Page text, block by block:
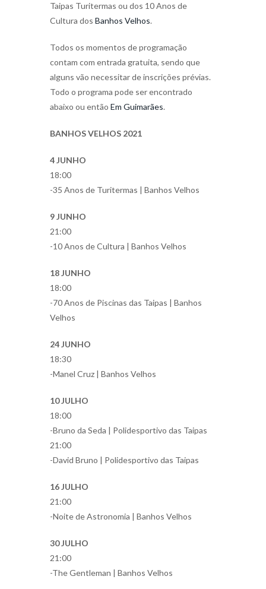
Taipas Turitermas ou dos 10 Anos de
Cultura dos Banhos Velhos.
Todos os momentos de programação
contam com entrada gratuita, sendo que
alguns vão necessitar de inscrições prévias.
Todo o programa pode ser encontrado
abaixo ou então Em Guimarães.
BANHOS VELHOS 2021
4 JUNHO
18:00
-35 Anos de Turitermas | Banhos Velhos
9 JUNHO
21:00
-10 Anos de Cultura | Banhos Velhos
18 JUNHO
18:00
-70 Anos de Piscinas das Taipas | Banhos
Velhos
24 JUNHO
18:30
-Manel Cruz | Banhos Velhos
10 JULHO
18:00
-Bruno da Seda | Polidesportivo das Taipas
21:00
-David Bruno | Polidesportivo das Taipas
16 JULHO
21:00
-Noite de Astronomia | Banhos Velhos
30 JULHO
21:00
-The Gentleman | Banhos Velhos